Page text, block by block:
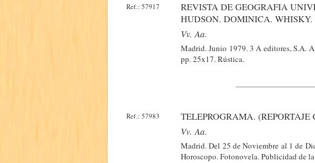
Ref.: 57917
REVISTA DE GEOGRAFIA
HUDSON. DOMINICA. WHISKY.
Vv. Aa.
Madrid. Junio 1979. 3 A editores, S.A.
pp. 25x17. Rústica.
Ref.: 57983
TELEPROGRAMA.
Vv. Aa.
Madrid. Del 25 de Noviembre al 1 de
Horoscopo. Fotonovela. Publicidad de